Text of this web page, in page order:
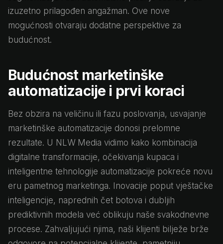
izuzetno prilagođen angažman. Ove nove
mogućnosti otvaraju dodatne perspektive za
budućnost.
Budućnost marketinške
automatizacije i prvi koraci
Bez obzira na veličinu ili fazu poslovanja, usvajanje
marketinške automatizacije donosi prelomne
rezultate. U NLW Media vidimo kako kombinacija
digitalne transformacije, očekivanja kupaca i
inteligentne tehnologije automatizacije pokreće novu
eru pametnog marketinga. Inovacije poput vještačke
inteligencije, naprednih čet botova i dubljih
prediktivnih modela već oblikuju naše svakodnevne
procese. Zahvaljujući njima, naši klijenti bilježe brže